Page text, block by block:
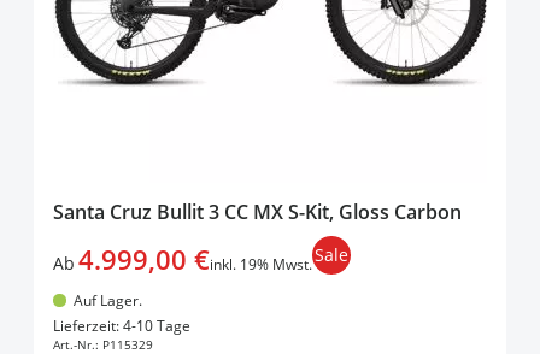
Santa Cruz Bullit 3 CC MX S-Kit, Gloss Carbon
Ab 4.999,00 €inkl. 19% Mwst.Sale
Auf Lager.
Lieferzeit: 4-10 Tage
Art.-Nr.: P115329